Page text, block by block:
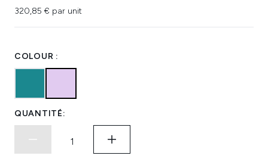
320,85 € par unit
COLOUR :
QUANTITÉ: